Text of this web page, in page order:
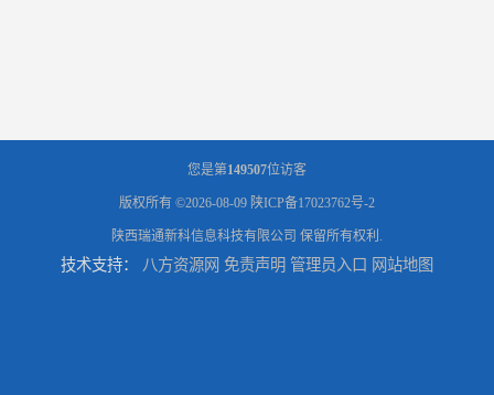
您是第149507位访客
版权所有 ©2026-08-09 陕ICP备17023762号-2
陕西瑞通新科信息科技有限公司 保留所有权利.
技术支持： 八方资源网 免责声明 管理员入口 网站地图